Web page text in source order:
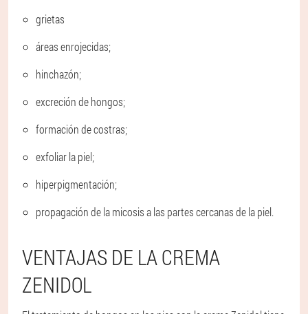
grietas
áreas enrojecidas;
hinchazón;
excreción de hongos;
formación de costras;
exfoliar la piel;
hiperpigmentación;
propagación de la micosis a las partes cercanas de la piel.
VENTAJAS DE LA CREMA
ZENIDOL